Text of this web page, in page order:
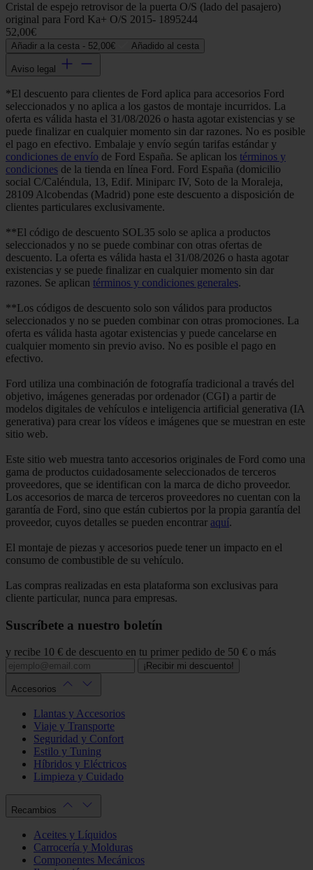
Cristal de espejo retrovisor de la puerta O/S (lado del pasajero)
original para Ford Ka+ O/S 2015- 1895244
52,00€
Añadir a la cesta - 52,00€ Añadido al cesta
Aviso legal
*El descuento para clientes de Ford aplica para accesorios Ford
seleccionados y no aplica a los gastos de montaje incurridos. La
oferta es válida hasta el 31/08/2026 o hasta agotar existencias y se
puede finalizar en cualquier momento sin dar razones. No es posible
el pago en efectivo. Embalaje y envío según tarifas estándar y
condiciones de envío de Ford España. Se aplican los términos y
condiciones de la tienda en línea Ford. Ford España (domicilio
social C/Caléndula, 13, Edif. Miniparc IV, Soto de la Moraleja,
28109 Alcobendas (Madrid) pone este descuento a disposición de
clientes particulares exclusivamente.
**El código de descuento SOL35 solo se aplica a productos
seleccionados y no se puede combinar con otras ofertas de
descuento. La oferta es válida hasta el 31/08/2026 o hasta agotar
existencias y se puede finalizar en cualquier momento sin dar
razones. Se aplican términos y condiciones generales.
**Los códigos de descuento solo son válidos para productos
seleccionados y no se pueden combinar con otras promociones. La
oferta es válida hasta agotar existencias y puede cancelarse en
cualquier momento sin previo aviso. No es posible el pago en
efectivo.
Ford utiliza una combinación de fotografía tradicional a través del
objetivo, imágenes generadas por ordenador (CGI) a partir de
modelos digitales de vehículos e inteligencia artificial generativa (IA
generativa) para crear los vídeos e imágenes que se muestran en este
sitio web.
Este sitio web muestra tanto accesorios originales de Ford como una
gama de productos cuidadosamente seleccionados de terceros
proveedores, que se identifican con la marca de dicho proveedor.
Los accesorios de marca de terceros proveedores no cuentan con la
garantía de Ford, sino que están cubiertos por la propia garantía del
proveedor, cuyos detalles se pueden encontrar aquí.
El montaje de piezas y accesorios puede tener un impacto en el
consumo de combustible de su vehículo.
Las compras realizadas en esta plataforma son exclusivas para
cliente particular, nunca para empresas.
Suscríbete a nuestro boletín
y recibe 10 € de descuento en tu primer pedido de 50 € o más
¡Recibir mi descuento!
Accesorios
Llantas y Accesorios
Viaje y Transporte
Seguridad y Confort
Estilo y Tuning
Híbridos y Eléctricos
Limpieza y Cuidado
Recambios
Aceites y Líquidos
Carrocería y Molduras
Componentes Mecánicos